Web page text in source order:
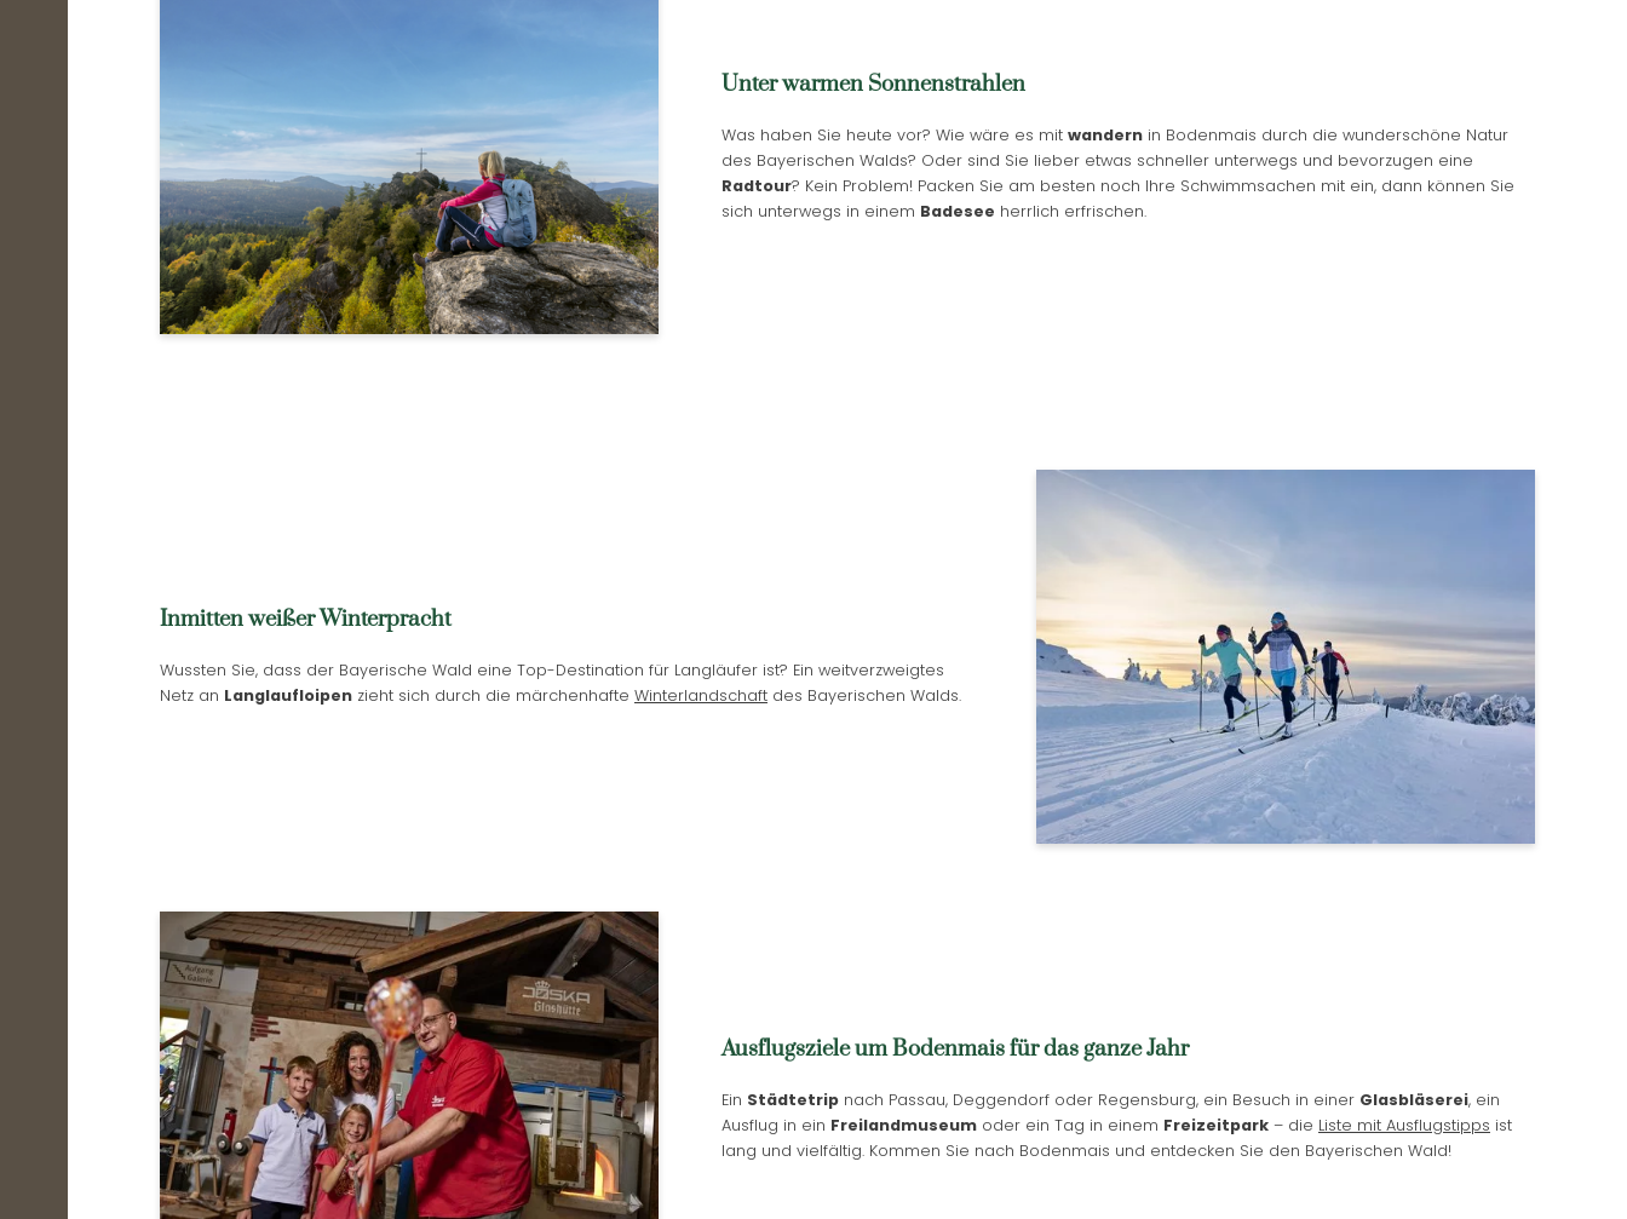
Unter warmen Sonnenstrahlen
Was haben Sie heute vor? Wie wäre es mit wandern in Bodenmais durch die wunderschöne Natur
des Bayerischen Walds? Oder sind Sie lieber etwas schneller unterwegs und bevorzugen eine
Radtour? Kein Problem! Packen Sie am besten noch Ihre Schwimmsachen mit ein, dann können Sie
sich unterwegs in einem Badesee herrlich erfrischen.
Inmitten weißer Winterpracht
Wussten Sie, dass der Bayerische Wald eine Top-Destination für Langläufer ist? Ein weitverzweigtes
Netz an Langlaufloipen zieht sich durch die märchenhafte Winterlandschaft des Bayerischen Walds.
Ausflugsziele um Bodenmais für das ganze Jahr
Ein Städtetrip nach Passau, Deggendorf oder Regensburg, ein Besuch in einer Glasbläserei, ein
Ausflug in ein Freilandmuseum oder ein Tag in einem Freizeitpark – die Liste mit Ausflugstipps ist
lang und vielfältig. Kommen Sie nach Bodenmais und entdecken Sie den Bayerischen Wald!
Newsletteranmeldung
Anrede
JETZT ANMELDEN